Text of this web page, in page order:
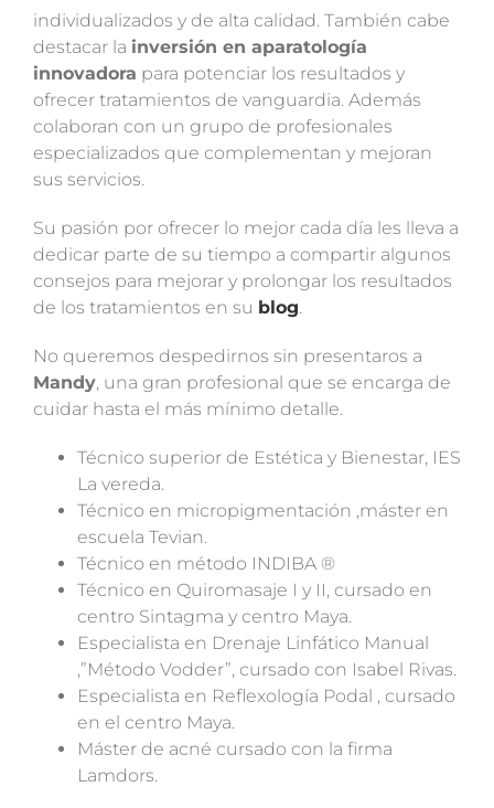
individualizados y de alta calidad. También cabe
destacar la inversión en aparatología
innovadora para potenciar los resultados y
ofrecer tratamientos de vanguardia. Además
colaboran con un grupo de profesionales
especializados que complementan y mejoran
sus servicios.
Su pasión por ofrecer lo mejor cada día les lleva a
dedicar parte de su tiempo a compartir algunos
consejos para mejorar y prolongar los resultados
de los tratamientos en su blog.
No queremos despedirnos sin presentaros a
Mandy, una gran profesional que se encarga de
cuidar hasta el más mínimo detalle.
Técnico superior de Estética y Bienestar, IES
La vereda.
Técnico en micropigmentación ,máster en
escuela Tevian.
Técnico en método INDIBA ®
Técnico en Quiromasaje I y II, cursado en
centro Sintagma y centro Maya.
Especialista en Drenaje Linfático Manual
,”Método Vodder”, cursado con Isabel Rivas.
Especialista en Reflexología Podal , cursado
en el centro Maya.
Máster de acné cursado con la firma
Lamdors.